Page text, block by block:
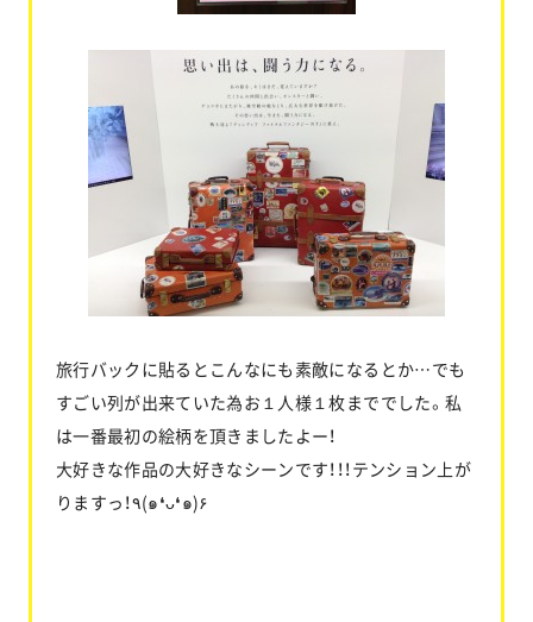
旅行バックに貼るとこんなにも素敵になるとか…でも
すごい列が出来ていた為お１人様１枚まででした。私
は一番最初の絵柄を頂きましたよー！
大好きな作品の大好きなシーンです！！！テンション上が
りますっ！٩(๑❛ᴗ❛๑)۶